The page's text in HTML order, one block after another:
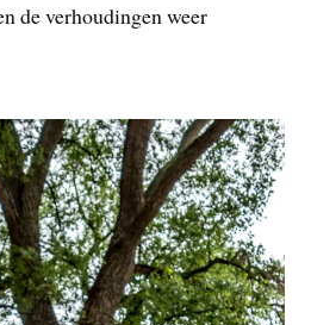
de verhoudingen weer